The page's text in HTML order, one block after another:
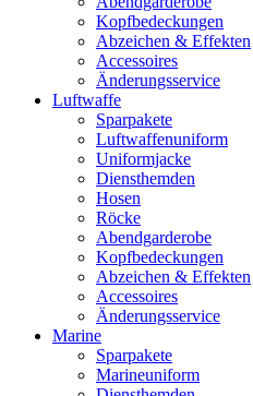
Kopfbedeckungen
Abzeichen & Effekten
Accessoires
Änderungsservice
Luftwaffe
Sparpakete
Luftwaffenuniform
Uniformjacke
Diensthemden
Hosen
Röcke
Abendgarderobe
Kopfbedeckungen
Abzeichen & Effekten
Accessoires
Änderungsservice
Marine
Sparpakete
Marineuniform